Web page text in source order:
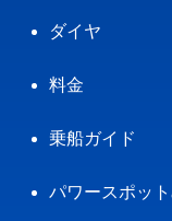
ダイヤ
料金
乗船ガイド
パワースポット